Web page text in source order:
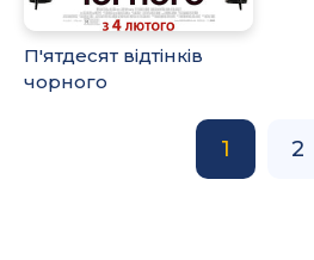
П'ятдесят відтінків
чорного
1 2